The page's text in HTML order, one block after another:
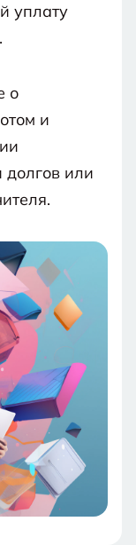
уплату
о
и
долгов или